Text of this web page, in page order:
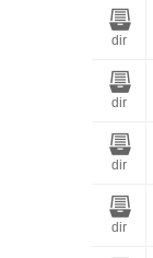
dir
dir
dir
dir